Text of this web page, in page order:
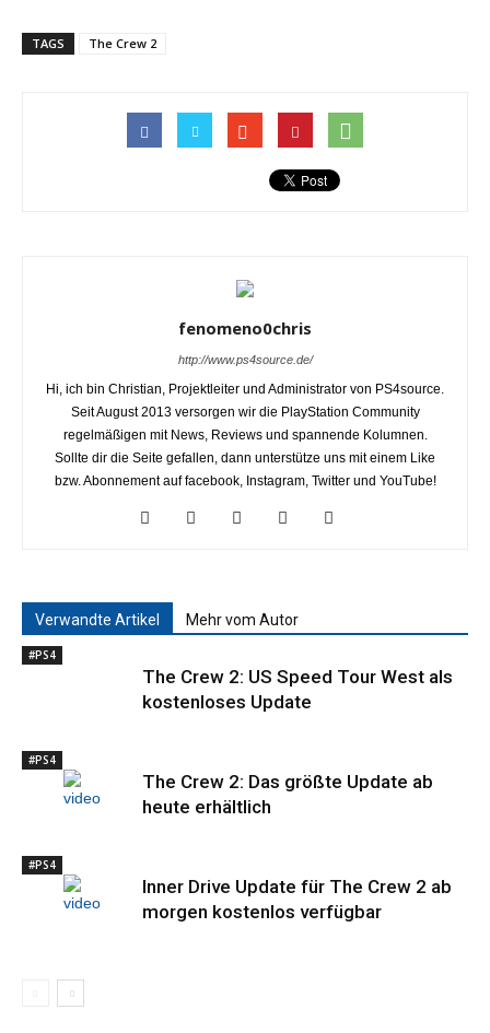
TAGS The Crew 2
fenomeno0chris
http://www.ps4source.de/
Hi, ich bin Christian, Projektleiter und Administrator von PS4source.
Seit August 2013 versorgen wir die PlayStation Community
regelmäßigen mit News, Reviews und spannende Kolumnen.
Sollte dir die Seite gefallen, dann unterstütze uns mit einem Like
bzw. Abonnement auf facebook, Instagram, Twitter und YouTube!
Verwandte Artikel Mehr vom Autor
#PS4
The Crew 2: US Speed Tour West als
kostenloses Update
#PS4
The Crew 2: Das größte Update ab
heute erhältlich
#PS4
Inner Drive Update für The Crew 2 ab
morgen kostenlos verfügbar